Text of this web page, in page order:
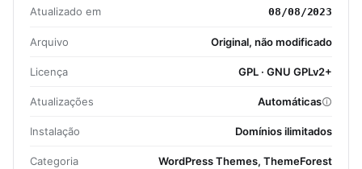
Atualizado em 08/08/2023
Arquivo Original, não modificado
Licença GPL · GNU GPLv2+
Atualizações Automáticas
Instalação Domínios ilimitados
Categoria WordPress Themes, ThemeForest